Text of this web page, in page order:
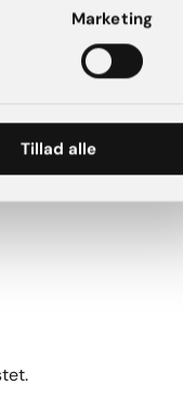
Marketing
Tillad alle
altså